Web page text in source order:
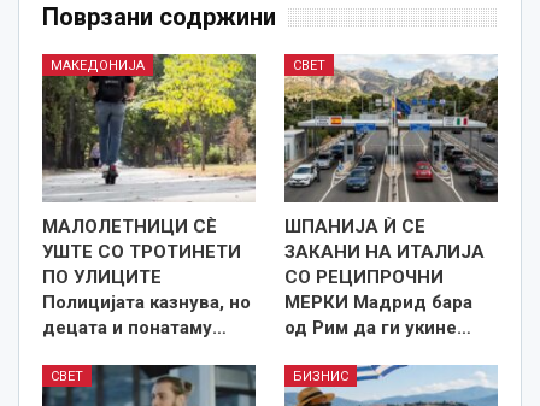
Поврзани содржини
МАКЕДОНИЈА
МАЛОЛЕТНИЦИ СÈ
УШТЕ СО ТРОТИНЕТИ
ПО УЛИЦИТЕ
Полицијата казнува, но
децата и понатаму…
СВЕТ
ШПАНИЈА Ѝ СЕ
ЗАКАНИ НА ИТАЛИЈА
СО РЕЦИПРОЧНИ
МЕРКИ Мадрид бара
од Рим да ги укине…
СВЕТ БИЗНИС